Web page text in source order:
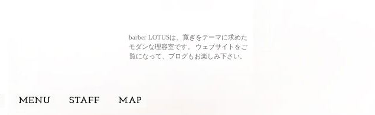
barber LOTUSは、寛ぎをテーマに求めた
モダンな理容室です。 ウェブサイトをご
覧になって、ブログもお楽しみ下さい。
MENU STAFF MAP